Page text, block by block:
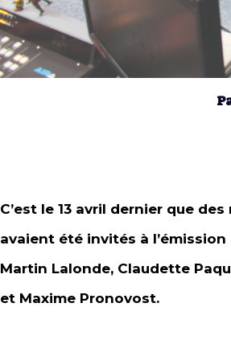
C’est le 13 avril dernier que
avaient été invités à
Martin Lalonde, Claudette
et Maxime Pronovost.